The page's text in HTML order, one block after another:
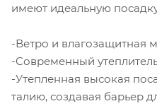
имеют идеальную
-Ветро и влагозащитная
-Современный
-Утепленная высокая
талию, создавая барьер